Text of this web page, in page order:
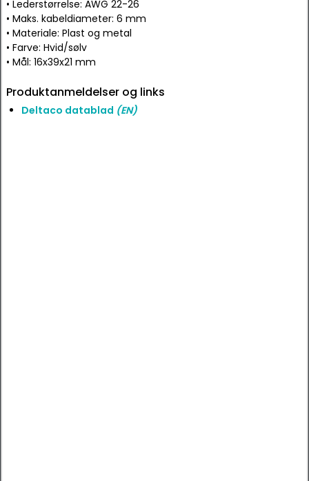
• Lederstørrelse: AWG 22-26
• Maks. kabeldiameter: 6 mm
• Materiale: Plast og metal
• Farve: Hvid/sølv
• Mål: 16x39x21 mm
Produktanmeldelser og links
Deltaco datablad (EN)